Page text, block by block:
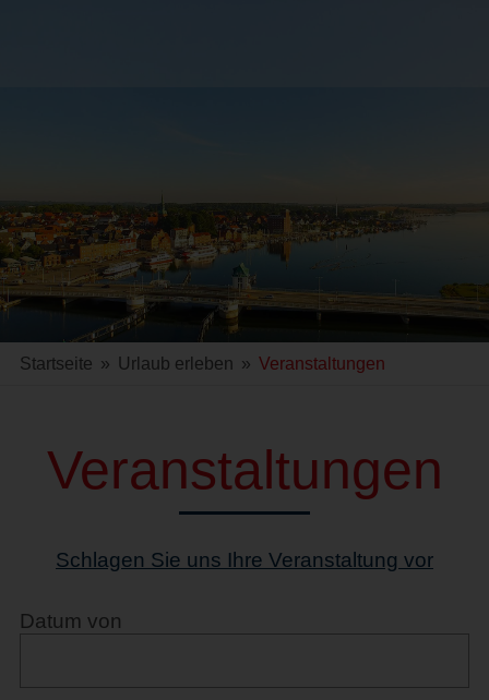
Startseite » Urlaub erleben » Veranstaltungen
Veranstaltungen
Schlagen Sie uns Ihre Veranstaltung vor
Datum von